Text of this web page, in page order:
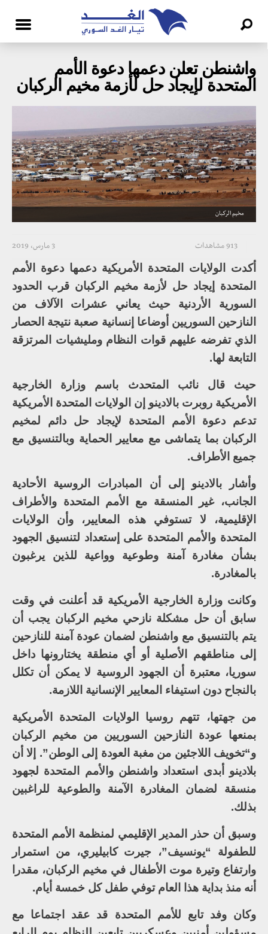
واشنطن تعلن دعمها دعوة الأمم
المتحدة لإيجاد حل لأزمة مخيم الركبان
مخيم الركبان
3 مارس، 2019 913 مشاهدات
أكدت الولايات المتحدة الأمريكية دعمها دعوة الأمم
المتحدة إيجاد حل لأزمة مخيم الركبان قرب الحدود
السورية الأردنية حيث يعاني عشرات الآلاف من
النازحين السوريين أوضاعا إنسانية صعبة نتيجة الحصار
الذي تفرضه عليهم قوات النظام ومليشيات المرتزقة
التابعة لها.
حيث قال نائب المتحدث باسم وزارة الخارجية
الأمريكية روبرت بالادينو إن الولايات المتحدة الأمريكية
تدعم دعوة الأمم المتحدة لإيجاد حل دائم لمخيم
الركبان بما يتماشى مع معايير الحماية وبالتنسيق مع
جميع الأطراف.
وأشار بالادينو إلى أن المبادرات الروسية الأحادية
الجانب، غير المنسقة مع الأمم المتحدة والأطراف
الإقليمية، لا تستوفي هذه المعايير، وأن الولايات
المتحدة والأمم المتحدة على إستعداد لتنسيق الجهود
بشأن مغادرة آمنة وطوعية وواعية للذين يرغبون
بالمغادرة.
وكانت وزارة الخارجية الأمريكية قد أعلنت في وقت
سابق أن حل مشكلة نازحي مخيم الركبان يجب أن
يتم بالتنسيق مع واشنطن لضمان عودة آمنة للنازحين
إلى مناطقهم الأصلية أو أي منطقة يختارونها داخل
سوريا، معتبرة أن الجهود الروسية لا يمكن أن تكلل
بالنجاح دون استيفاء المعايير الإنسانية اللازمة.
من جهتها، تتهم روسيا الولايات المتحدة الأمريكية
بمنعها عودة النازحين السوريين من مخيم الركبان
و“تخويف اللاجئين من مغبة العودة إلى الوطن”. إلا أن
بلادينو أبدى استعداد واشنطن والأمم المتحدة لجهود
منسقة لضمان المغادرة الآمنة والطوعية للراغبين
بذلك.
وسبق أن حذر المدير الإقليمي لمنظمة الأمم المتحدة
للطفولة “يونسيف”، جيرت كابيليري، من استمرار
وارتفاع وتيرة موت الأطفال في مخيم الركبان، مقدرا
أنه منذ بداية هذا العام توفي طفل كل خمسة أيام.
وكان وفد تابع للأمم المتحدة قد عقد اجتماعا مع